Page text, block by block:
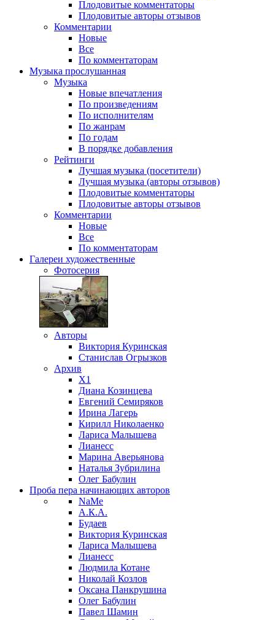
Плодовитые комментаторы
Плодовитые авторы отзывов
Комментарии
Новые
Все
По комментаторам
Музыка прослушанная
Музыка
Новые впечатления
По произведениям
По исполнителям
По жанрам
По годам
В порядке добавления
Рейтинги
Лучшая музыка (посетители)
Лучшая музыка (авторы отзывов)
Плодовитые комментаторы
Плодовитые авторы отзывов
Комментарии
Новые
Все
По комментаторам
Галереи художественные
Фотосерия
Авторы
Виктория Куринская
Станислав Огрызков
Архив
X1
Диана Козинцева
Евгений Семиряков
Ирина Лагерь
Кирилл Николаенко
Лариса Малышева
Лианесс
Марина Аверьянова
Наталья Зубрилина
Олег Бабулин
Проба пера начинающих авторов
NaMe
А.К.А.
Будаев
Виктория Куринская
Лариса Малышева
Лианесс
Людмила Котане
Николай Козлов
Оксана Панкрушина
Олег Бабулин
Павел Шамин